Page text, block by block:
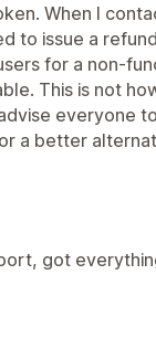
When I
to issue a
for a non-
This is not
everyone
a better
got